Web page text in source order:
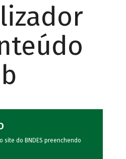
site do BNDES preenchendo